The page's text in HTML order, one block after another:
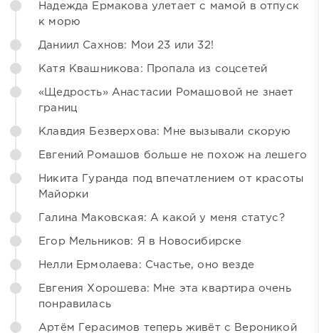
Надежда Ермакова улетает с мамой в отпуск
к морю
Даниил Сахнов: Мои 23 или 32!
Катя Квашникова: Пропала из соцсетей
«Щедрость» Анастасии Ромашовой не знает
границ
Клавдия Безверхова: Мне вызывали скорую
Евгений Ромашов больше не похож на лешего
Никита Гуранда под впечатлением от красоты
Майорки
Галина Маковская: А какой у меня статус?
Егор Мельников: Я в Новосибирске
Нелли Ермолаева: Счастье, оно везде
Евгения Хорошева: Мне эта квартира очень
понравилась
Артём Герасимов теперь живёт с Вероникой